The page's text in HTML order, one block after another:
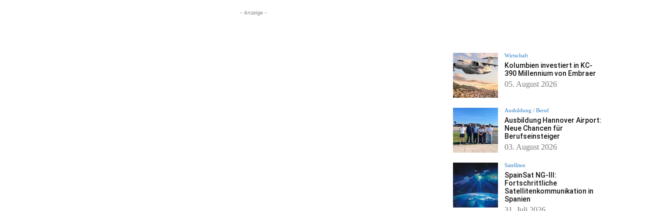
- Anzeige -
Wirtschaft
Kolumbien investiert in KC-
390 Millennium von Embraer
05. August 2026
Ausbildung / Beruf
Ausbildung Hannover Airport:
Neue Chancen für
Berufseinsteiger
03. August 2026
Satelliten
SpainSat NG-III:
Fortschrittliche
Satellitenkommunikation in
Spanien